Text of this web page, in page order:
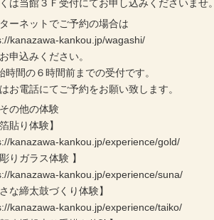
は当館３Ｆ受付にてお申し込みくださいませ。
ーネットでご予約の場合は
kanazawa-kankou.jp/wagashi/
申込みください。
時間の６時間前までの受付です。
お電話にてご予約をお願い致します。
の他の体験
箔貼り体験】
kanazawa-kankou.jp/experience/gold/
彫りガラス体験 】
kanazawa-kankou.jp/experience/suna/
さな締太鼓づくり体験】
kanazawa-kankou.jp/experience/taiko/